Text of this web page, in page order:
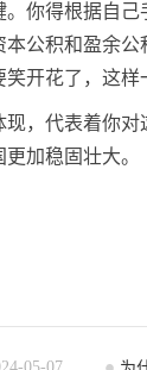
你得根据自
公积和盈余
开花了，这样
，代表着你
加稳固壮大。